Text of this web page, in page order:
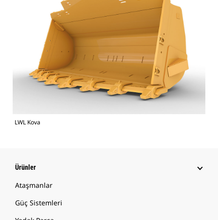
LWL Kova
Ürünler
Ataşmanlar
Güç Sistemleri